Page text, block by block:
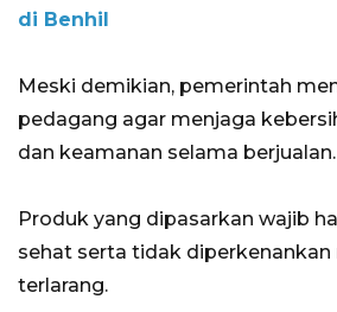
di Benhil
Meski demikian, pemerintah
pedagang agar menjaga
dan keamanan selama berjualan.
Produk yang dipasarkan wajib
sehat serta tidak diperkenankan
terlarang.